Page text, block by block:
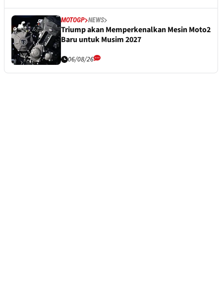
MOTOGP NEWS
Triump akan Memperkenalkan Mesin Moto2
Baru untuk Musim 2027
06/08/26